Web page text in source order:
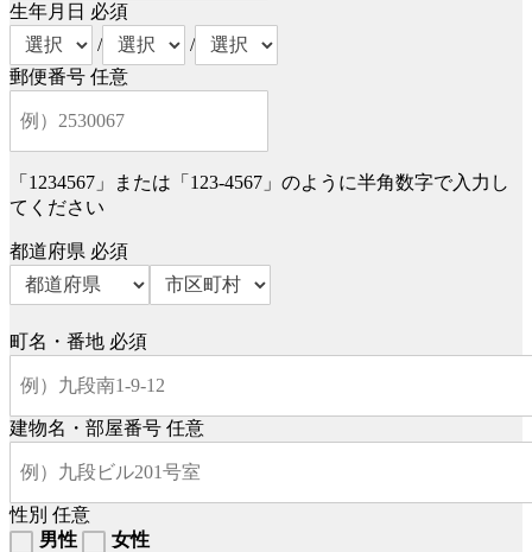
生年月日 必須
/
/
郵便番号 任意
「1234567」または「123-4567」のように半角数字で入力し
てください
都道府県 必須
町名・番地 必須
建物名・部屋番号 任意
性別 任意
男性
女性